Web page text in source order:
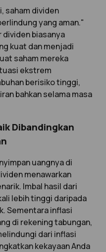
saham dividen
yang aman."
dividen biasanya
kuat dan menjadi
saham mereka
ekstrem
berisiko tinggi,
bahkan selama masa
Dibandingkan
uangnya di
menawarkan
Imbal hasil dari
lebih tinggi daripada
Sementara inflasi
di rekening tabungan,
dari inflasi
kekayaan Anda